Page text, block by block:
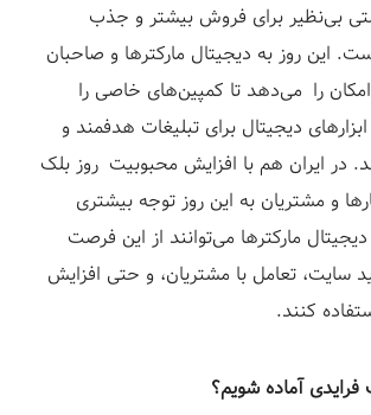
ی بی‌نظیر برای فروش بیشتر و جذب
این روز به دیجیتال مارکترها و صاحبان
امکان را می‌دهد تا کمپین‌های خاصی را
دیجیتال برای تبلیغات هدفمند و
در ایران هم با افزایش محبوبیت روزبلک
و مشتریان به این روز توجه بیشتری
مارکترها می‌توانند از این فرصت
سایت، تعامل با مشتریان، و حتی افزایش
کنند.
فرایدی آماده شویم؟